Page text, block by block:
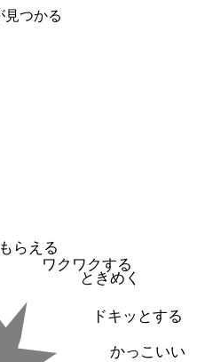
見つかる
らえる
ワクワクする
ときめく
ドキッとする
かっこいい